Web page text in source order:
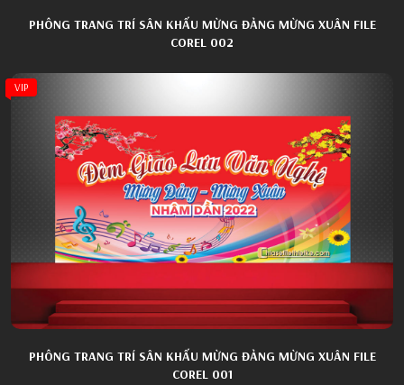
PHÔNG TRANG TRÍ SÂN KHẤU MỪNG ĐẢNG MỪNG XUÂN FILE
COREL 002
VIP
PHÔNG TRANG TRÍ SÂN KHẤU MỪNG ĐẢNG MỪNG XUÂN FILE
COREL 001